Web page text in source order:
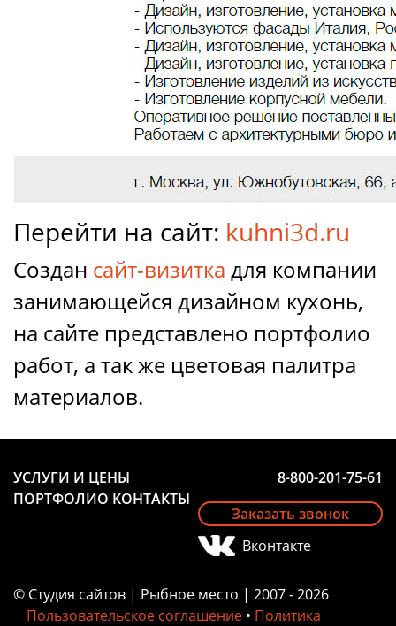
Перейти на сайт: kuhni3d.ru
Создан сайт-визитка для компании
занимающейся дизайном кухонь,
на сайте представлено портфолио
работ, а так же цветовая палитра
материалов.
УСЛУГИ И ЦЕНЫ
ПОРТФОЛИО КОНТАКТЫ
8-800-201-75-61
Заказать звонок
Вконтакте
© Студия сайтов | Рыбное место | 2007 - 2026
Пользовательское соглашение • Политика